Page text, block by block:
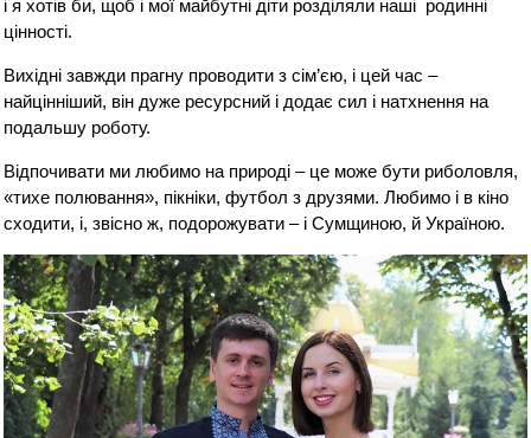
і я хотів би, щоб і мої майбутні діти розділяли наші родинні
цінності.
Вихідні завжди прагну проводити з сім’єю, і цей час –
найцінніший, він дуже ресурсний і додає сил і натхнення на
подальшу роботу.
Відпочивати ми любимо на природі – це може бути риболовля,
«тихе полювання», пікніки, футбол з друзями. Любимо і в кіно
сходити, і, звісно ж, подорожувати – і Сумщиною, й Україною.